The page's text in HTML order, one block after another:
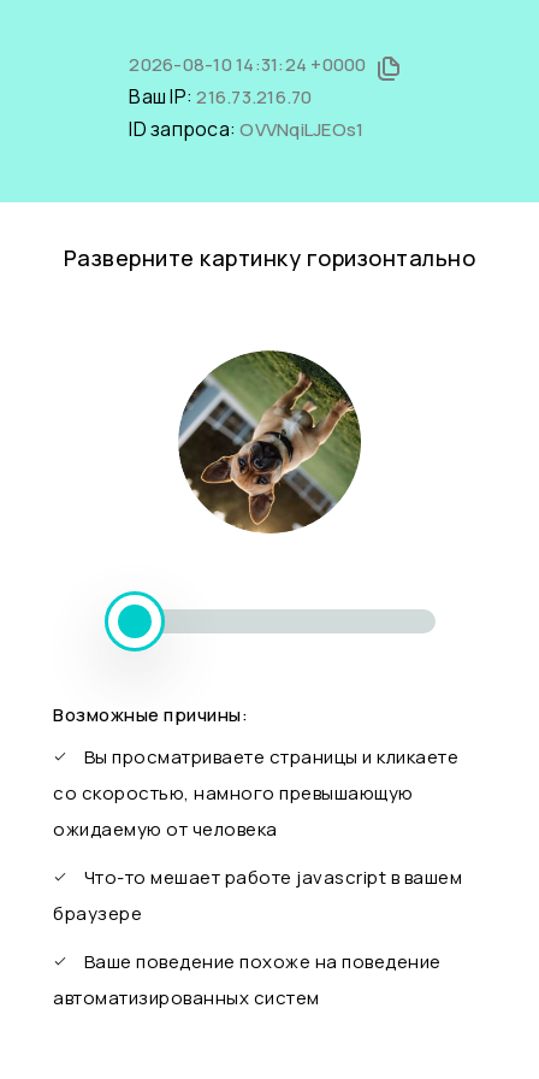
2026-08-10 14:31:24 +0000
Ваш IP:216.73.216.70
ID запроса:OVVNqiLJEOs1
Разверните картинку горизонтально
Возможные причины:
Вы просматриваете страницы и кликаете
со скоростью, намного превышающую
ожидаемую от человека
Что-то мешает работе javascript в вашем
браузере
Ваше поведение похоже на поведение
автоматизированных систем